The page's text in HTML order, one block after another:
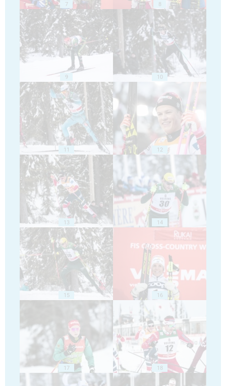
7 8
9 10
11 12
13 14
15 16
17 18